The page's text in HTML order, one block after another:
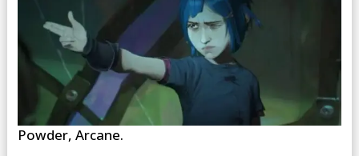
Powder, Arcane.